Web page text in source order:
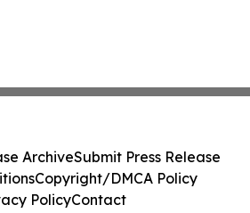
ArchiveSubmit Press Release
Copyright/DMCA Policy
PolicyContact